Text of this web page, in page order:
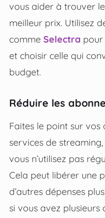
vous aider à trouver
meilleur prix. Utilisez
comme Selectrapour
et choisir celle qui
budget.
Réduire les
Faites le point sur vos
services de
vous n’utilisez pas
Cela peut libérer une
d’autres dépenses
si vous avez plusieurs